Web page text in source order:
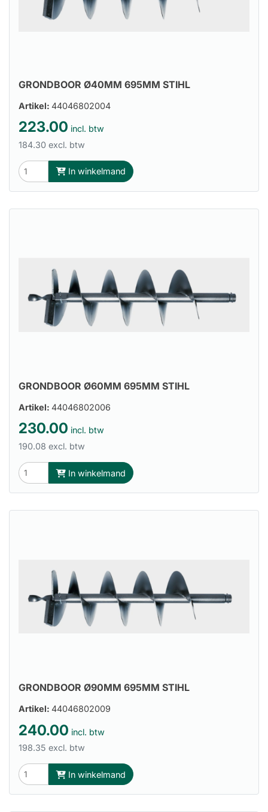
GRONDBOOR Ø40MM 695MM STIHL
Artikel: 44046802004
223.00 incl. btw
184.30 excl. btw
In winkelmand
GRONDBOOR Ø60MM 695MM STIHL
Artikel: 44046802006
230.00 incl. btw
190.08 excl. btw
In winkelmand
GRONDBOOR Ø90MM 695MM STIHL
Artikel: 44046802009
240.00 incl. btw
198.35 excl. btw
In winkelmand